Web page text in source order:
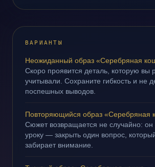
ВАРИАНТЫ
Неожиданный образ «Серебряная
Скоро проявится деталь, которую вы
учитывали. Сохраните гибкость и не
поспешных выводов.
Повторяющийся образ «Серебряная
Сюжет возвращается не случайно: он
уроку — закрыть один вопрос,
забирает внимание.